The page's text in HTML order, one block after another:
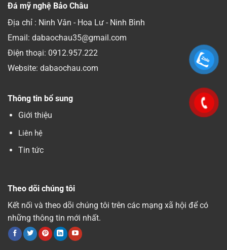
Đá mỹ nghệ Bảo Châu
Địa chỉ : Ninh Vân - Hoa Lư - Ninh Bình
Email: dabaochau35@gmail.com
Điện thoại: 0912.957.222
Website: dabaochau.com
Thông tin bổ sung
Giới thiệu
Liên hệ
Tin tức
Theo dõi chúng tôi
Kết nối và theo dõi chúng tôi trên các mạng xã hội để có
những thông tin mới nhất.